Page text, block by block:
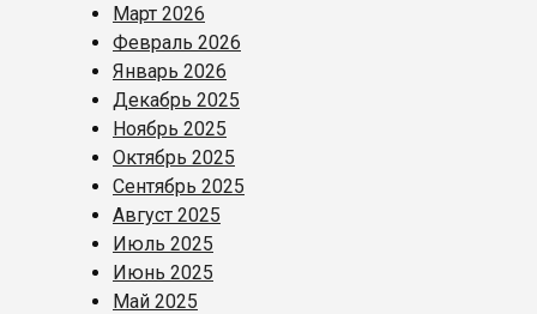
Март 2026
Февраль 2026
Январь 2026
Декабрь 2025
Ноябрь 2025
Октябрь 2025
Сентябрь 2025
Август 2025
Июль 2025
Июнь 2025
Май 2025